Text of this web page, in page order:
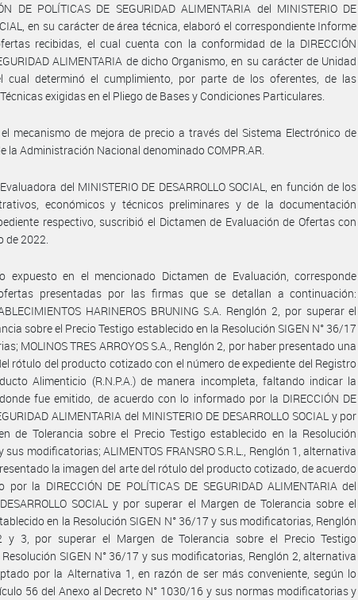
DE POLÍTICAS DE SEGURIDAD ALIMENTARIA del MINISTERIO DE
en su carácter de área técnica, elaboró el correspondiente Informe
recibidas, el cual cuenta con la conformidad de la DIRECCIÓN
ALIMENTARIA de dicho Organismo, en su carácter de Unidad
cual determinó el cumplimiento, por parte de los oferentes, de las
exigidas en el Pliego de Bases y Condiciones Particulares.
mecanismo de mejora de precio a través del Sistema Electrónico de
la Administración Nacional denominado COMPR.AR.
del MINISTERIO DE DESARROLLO SOCIAL, en función de los
económicos y técnicos preliminares y de la documentación
respectivo, suscribió el Dictamen de Evaluación de Ofertas con
de 2022.
expuesto en el mencionado Dictamen de Evaluación, corresponde
presentadas por las firmas que se detallan a continuación:
HARINEROS BRUNING S.A. Renglón 2, por superar el
sobre el Precio Testigo establecido en la Resolución SIGEN N° 36/17
MOLINOS TRES ARROYOS S.A., Renglón 2, por haber presentado una
rótulo del producto cotizado con el número de expediente del Registro
Alimenticio (R.N.P.A.) de manera incompleta, faltando indicar la
fue emitido, de acuerdo con lo informado por la DIRECCIÓN DE
ALIMENTARIA del MINISTERIO DE DESARROLLO SOCIAL y por
de Tolerancia sobre el Precio Testigo establecido en la Resolución
sus modificatorias; ALIMENTOS FRANSRO S.R.L., Renglón 1, alternativa
la imagen del arte del rótulo del producto cotizado, de acuerdo
la DIRECCIÓN DE POLÍTICAS DE SEGURIDAD ALIMENTARIA del
SOCIAL y por superar el Margen de Tolerancia sobre el
en la Resolución SIGEN N° 36/17 y sus modificatorias, Renglón
y 3, por superar el Margen de Tolerancia sobre el Precio Testigo
SIGEN N° 36/17 y sus modificatorias, Renglón 2, alternativa
por la Alternativa 1, en razón de ser más conveniente, según lo
56 del Anexo al Decreto N° 1030/16 y sus normas modificatorias y